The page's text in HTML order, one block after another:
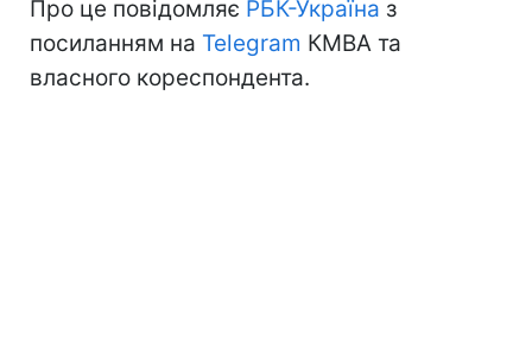
Про це повідомляє РБК-Україна з
посиланням на Telegram КМВА та
власного кореспондента.